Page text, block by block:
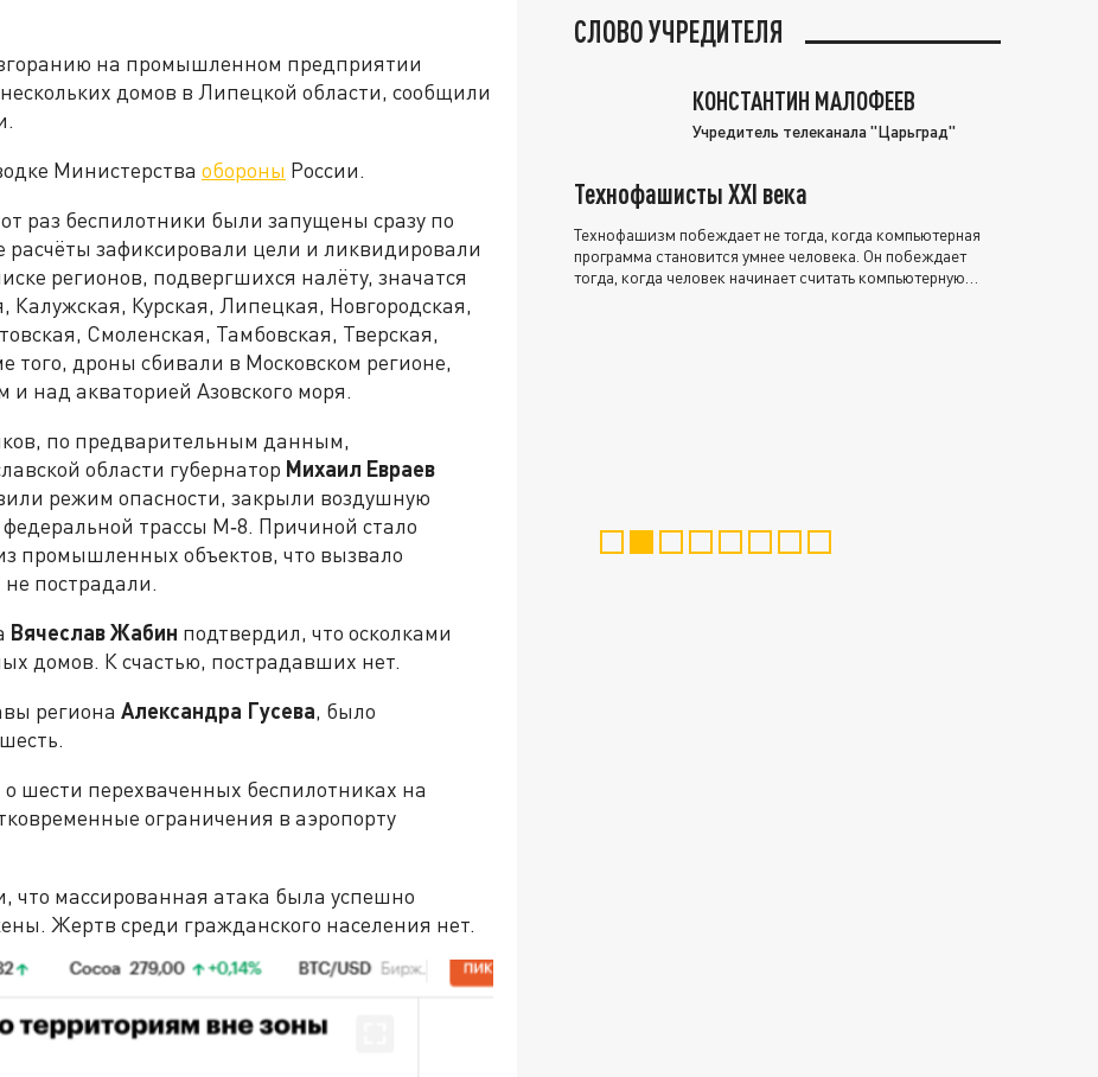
на промышленном предприятии
домов в Липецкой области, сообщили
Министерства обороны России.
раз беспилотники были запущены сразу по
зафиксировали цели и ликвидировали
регионов, подвергшихся налёту, значатся
Калужская, Курская, Липецкая, Новгородская,
Смоленская, Тамбовская, Тверская,
того, дроны сбивали в Московском регионе,
над акваторией Азовского моря.
по предварительным данным,
области губернатор Михаил Евраев
режим опасности, закрыли воздушную
трассы М‑8. Причиной стало
промышленных объектов, что вызвало
пострадали.
Вячеслав Жабин подтвердил, что осколками
домов. К счастью, пострадавших нет.
региона Александра Гусева, было
шести перехваченных беспилотниках на
ограничения в аэропорту
что массированная атака была успешно
Жертв среди гражданского населения нет.
СЛОВО УЧРЕДИТЕЛЯ
КОНСТАНТИН МАЛОФЕЕВ
Учредитель телеканала "Царьград"
Технофашисты XXI века
Технофашизм побеждает не тогда, когда компьютерная
программа становится умнее человека. Он побеждает
тогда, когда человек начинает считать компьютерную